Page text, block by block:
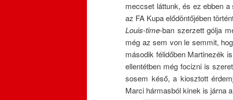
meccset láttunk, és ez ebben
az FA Kupa elődöntőjében
Louis-time-ban szerzett gólja
még az sem von le semmit,
második félidőben Martinezék
ellentétben még focizni is
sosem késő, a kiosztott
Marci hármasból kinek is járna